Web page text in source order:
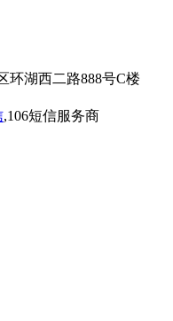
环湖西二路888号C楼
,106短信服务商